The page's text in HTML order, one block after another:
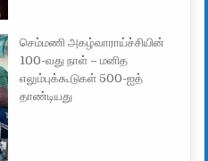
செம்மணி அகழ்வாராய்ச்சியின்
100-வது நாள் – மனித
எலும்புக்கூடுகள் 500-ஐத்
தாண்டியது